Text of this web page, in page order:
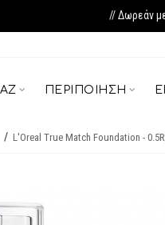
// Δωρεάν
ΠΕΡΙΠΟΊΗΣΗ
L'Oreal True Match Foundation -